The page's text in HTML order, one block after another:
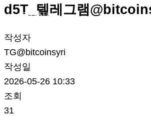
공사실적
d5T_텔레그램
작성자
TG@bitcoinsyri
작성일
2026-05-26 10:33
조회
31